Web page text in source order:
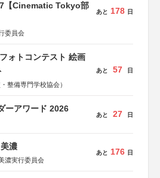
【Cinematic Tokyo部
委員会
あと 178 日
ォトコンテスト 絵画
整備専門学校協会）
あと 57 日
ーアワード 2026
あと 27 日
濃
濃実行委員会
あと 176 日